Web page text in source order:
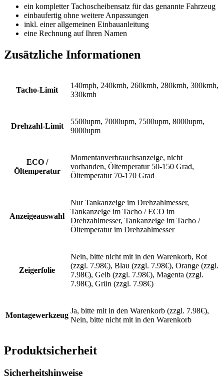
ein kompletter Tachoscheibensatz für das genannte Fahrzeug
einbaufertig ohne weitere Anpassungen
inkl. einer allgemeinen Einbauanleitung
eine Rechnung auf Ihren Namen
Zusätzliche Informationen
Tacho-Limit
140mph, 240kmh, 260kmh, 280kmh, 300kmh,
330kmh
Drehzahl-Limit
5500upm, 7000upm, 7500upm, 8000upm,
9000upm
ECO /
Öltemperatur
Momentanverbrauchsanzeige, nicht
vorhanden, Öltemperatur 50-150 Grad,
Öltemperatur 70-170 Grad
Anzeigeauswahl
Nur Tankanzeige im Drehzahlmesser,
Tankanzeige im Tacho / ECO im
Drehzahlmesser, Tankanzeige im Tacho /
Öltemperatur im Drehzahlmesser
Zeigerfolie
Nein, bitte nicht mit in den Warenkorb, Rot
(zzgl. 7.98€), Blau (zzgl. 7.98€), Orange (zzgl.
7.98€), Gelb (zzgl. 7.98€), Magenta (zzgl.
7.98€), Grün (zzgl. 7.98€)
Montagewerkzeug
Ja, bitte mit in den Warenkorb (zzgl. 7.98€),
Nein, bitte nicht mit in den Warenkorb
Produktsicherheit
Sicherheitshinweise